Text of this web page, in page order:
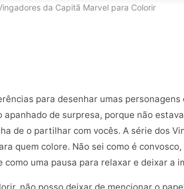
da Capitã Marvel para Colorir
para desenhar umas
apanhado de surpresa, porque não
de o partilhar com vocês. A série dos
quem colore. Não sei como é
como uma pausa para relaxar e deixar a